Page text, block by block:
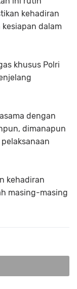
kehadiran
dalam
khusus Polri
dengan
dimanapun
kehadiran
masing-masing